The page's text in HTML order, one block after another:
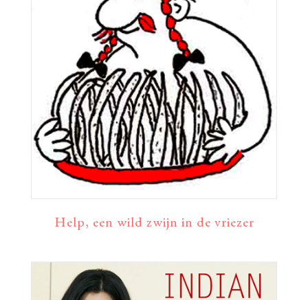
Help, een wild zwijn in de vriezer